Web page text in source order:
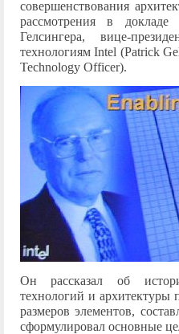
совершенствования
рассмотрения в
Гелсингера, вице-
технологиямIntel (Patrick
Technology Officer).
Он рассказал об
технологий и архитектуры
размеров элементов,
сформулировал основные